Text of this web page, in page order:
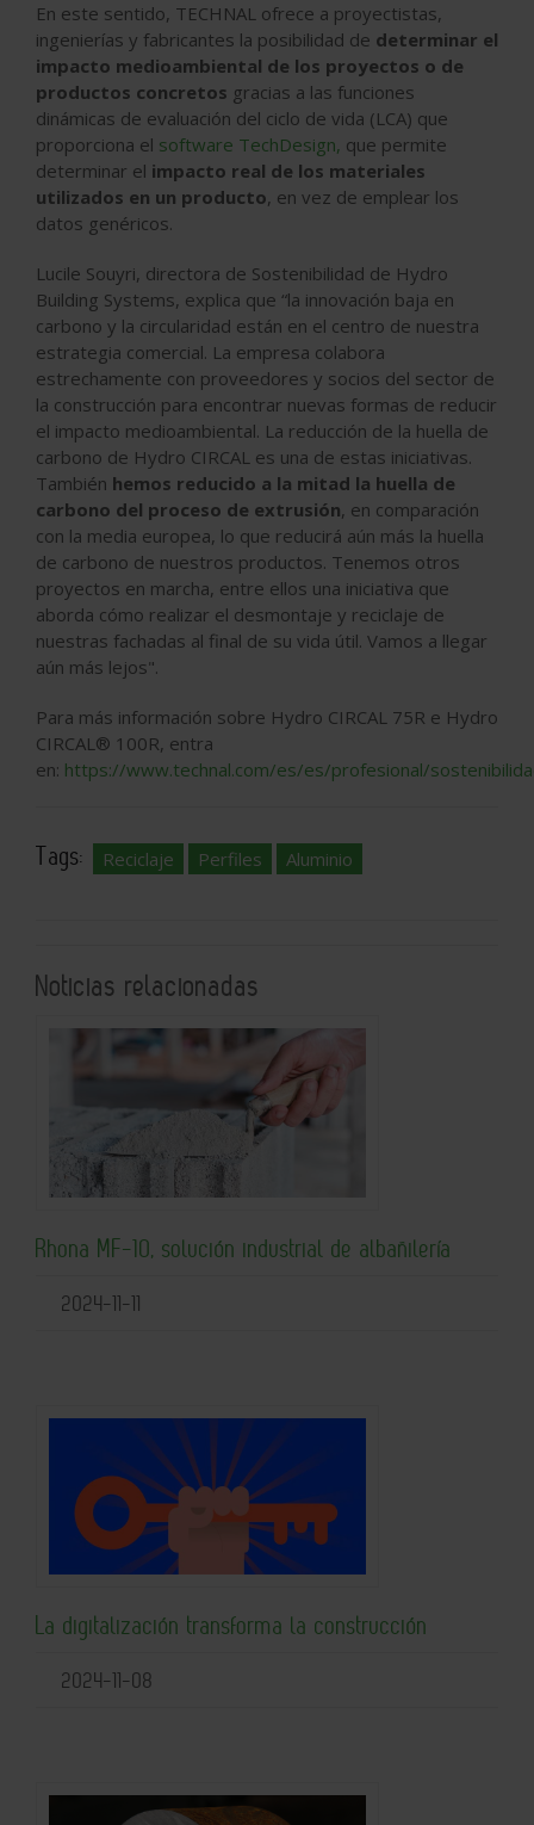
En este sentido, TECHNAL ofrece a proyectistas,
ingenierías y fabricantes la posibilidad de determinar el
impacto medioambiental de los proyectos o de
productos concretos gracias a las funciones
dinámicas de evaluación del ciclo de vida (LCA) que
proporciona el software TechDesign, que permite
determinar el impacto real de los materiales
utilizados en un producto, en vez de emplear los
datos genéricos.
Lucile Souyri, directora de Sostenibilidad de Hydro
Building Systems, explica que “la innovación baja en
carbono y la circularidad están en el centro de nuestra
estrategia comercial. La empresa colabora
estrechamente con proveedores y socios del sector de
la construcción para encontrar nuevas formas de reducir
el impacto medioambiental. La reducción de la huella de
carbono de Hydro CIRCAL es una de estas iniciativas.
También hemos reducido a la mitad la huella de
carbono del proceso de extrusión, en comparación
con la media europea, lo que reducirá aún más la huella
de carbono de nuestros productos. Tenemos otros
proyectos en marcha, entre ellos una iniciativa que
aborda cómo realizar el desmontaje y reciclaje de
nuestras fachadas al final de su vida útil. Vamos a llegar
aún más lejos".
Para más información sobre Hydro CIRCAL 75R e Hydro
CIRCAL® 100R, entra
en: https://www.technal.com/es/es/profesional/
Tags: Reciclaje Perfiles Aluminio
Noticias relacionadas
Rhona MF-10, solución industrial de albañilería
2024-11-11
La digitalización transforma la construcción
2024-11-08